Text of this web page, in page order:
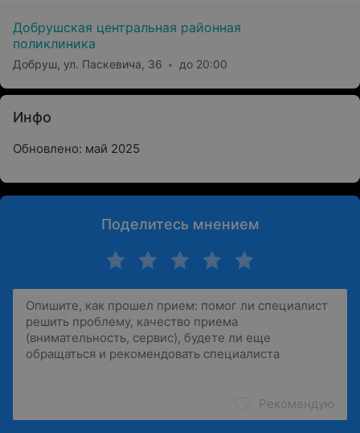
Добрушская центральная районная
поликлиника
Добруш, ул. Паскевича, 36 до 20:00
Инфо
Обновлено: май 2025
Поделитесь мнением
Рекомендую